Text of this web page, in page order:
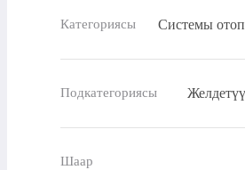
Категориясы Системы
Подкатегориясы
Шаар